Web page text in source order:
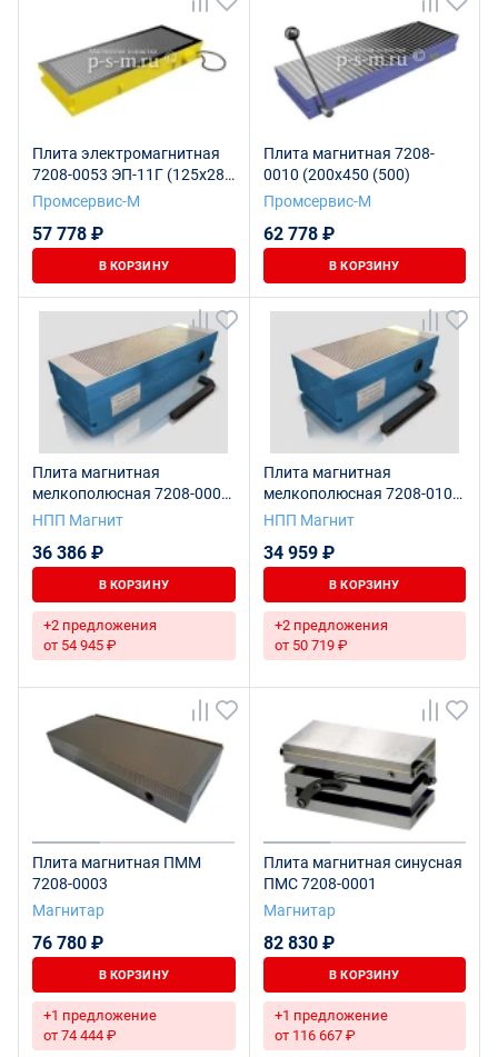
Плита электромагнитная
7208-0053 ЭП-11Г (125х280
(320)
Промсервис-М
57 778 ₽
В КОРЗИНУ
Плита магнитная 7208-
0010 (200х450 (500)
Промсервис-М
62 778 ₽
В КОРЗИНУ
Плита магнитная
мелкополюсная 7208-0003
(400х125)
НПП Магнит
36 386 ₽
В КОРЗИНУ
+2 предложения
от 54 945 ₽
Плита магнитная
мелкополюсная 7208-0103
(250х125)
НПП Магнит
34 959 ₽
В КОРЗИНУ
+2 предложения
от 50 719 ₽
Плита магнитная ПММ
7208-0003
Магнитар
76 780 ₽
В КОРЗИНУ
+1 предложение
от 74 444 ₽
Плита магнитная синусная
ПМС 7208-0001
Магнитар
82 830 ₽
В КОРЗИНУ
+1 предложение
от 116 667 ₽